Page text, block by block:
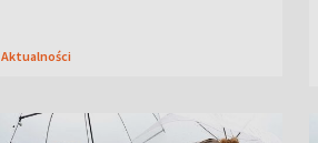
Aktualności